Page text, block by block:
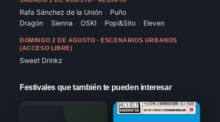
Rafa Sánchez de la Unión · Puño
Dragón · Sienna · OSKI · Popi&Sito · Eleven
DOMINGO 2 DE AGOSTO · ESCENARIOS URBANOS
(ACCESO LIBRE)
Sweet Drinkz
Festivales que también te pueden interesar